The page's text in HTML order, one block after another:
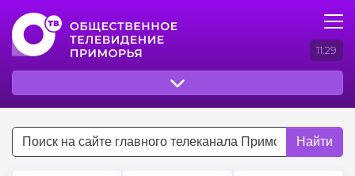
11:29
Найти